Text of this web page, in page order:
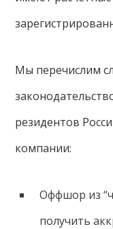
Мы перечислим
резидентов
компании:
Оффшор из
получить